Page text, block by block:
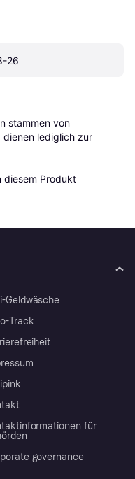
26
stammen von
dienen lediglich zur
diesem Produkt
Geldwäsche
Track
für
governance